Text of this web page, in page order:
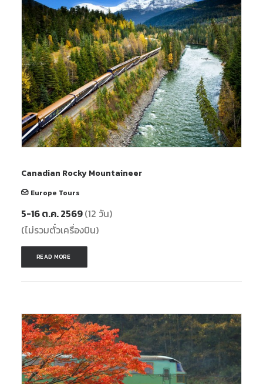
日本語
Canadian Rocky Mountaineer
Europe Tours
5-16 ต.ค. 2569(12 วัน)
(ไม่รวมตั๋วเครื่องบิน)
READ MORE